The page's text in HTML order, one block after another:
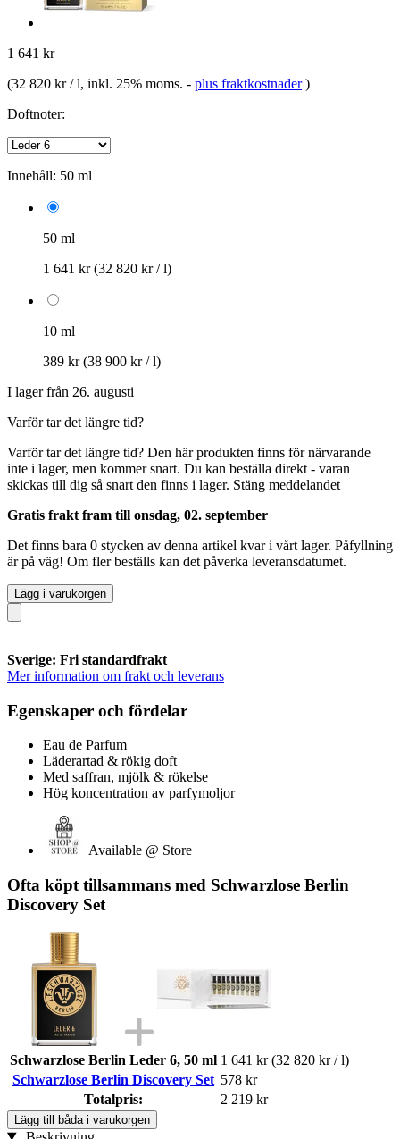
1 641 kr
(32 820 kr / l, inkl. 25% moms. - plus fraktkostnader )
Doftnoter:
Innehåll: 50 ml
50 ml
1 641 kr(32 820 kr / l)
10 ml
389 kr(38 900 kr / l)
I lager från 26. augusti
Varför tar det längre tid?
Varför tar det längre tid? Den här produkten finns för närvarande
inte i lager, men kommer snart. Du kan beställa direkt - varan
skickas till dig så snart den finns i lager. Stäng meddelandet
Gratis frakt fram till onsdag, 02. september
Det finns bara 0 stycken av denna artikel kvar i vårt lager. Påfyllning
är på väg! Om fler beställs kan det påverka leveransdatumet.
Lägg i varukorgen
Sverige: Fri standardfrakt
Mer information om frakt och leverans
Egenskaper och fördelar
Eau de Parfum
Läderartad & rökig doft
Med saffran, mjölk & rökelse
Hög koncentration av parfymoljor
Available @ Store
Ofta köpt tillsammans med Schwarzlose Berlin
Discovery Set
Schwarzlose Berlin Leder 6, 50 ml 1 641 kr (32 820 kr / l)
Schwarzlose Berlin Discovery Set 578 kr
Totalpris:
2 219 kr
Lägg till båda i varukorgen